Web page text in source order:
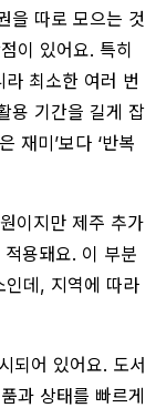
을 따로 모으는 것
이 있어요. 특히
최소한 여러 번
용 기간을 길게 잡
재미’보다 ‘반복
이지만 제주 추가
용돼요. 이 부분
인데, 지역에 따라
되어 있어요. 도서
과 상태를 빠르게